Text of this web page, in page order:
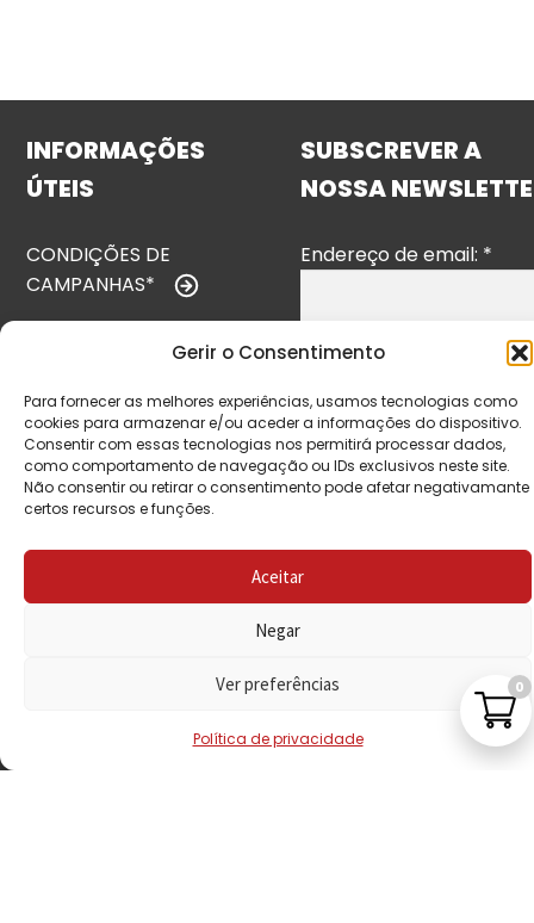
Gerir o Consentimento
Para fornecer as melhores experiências, usamos tecnologias como
cookies para armazenar e/ou aceder a informações do dispositivo.
Consentir com essas tecnologias nos permitirá processar dados,
como comportamento de navegação ou IDs exclusivos neste site.
Não consentir ou retirar o consentimento pode afetar negativamante
certos recursos e funções.
Aceitar
Negar
Ver preferências
Política de privacidade
INFORMAÇÕES
ÚTEIS
CONDIÇÕES DE
CAMPANHAS*
POLÍTICA DE
PRIVACIDADE
POLÍTICA DE
RECLAMAÇÕES
SUBSCREVER A
NOSSA
Endereço de email: *
0